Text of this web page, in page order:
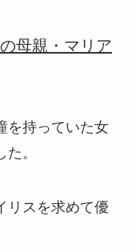
母親・マリア
を持っていた女
。
リスを求めて優